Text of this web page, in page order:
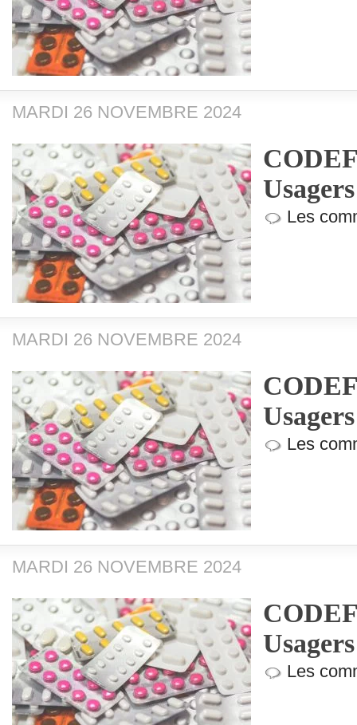
MARDI 26 NOVEMBRE 2024
Les
MARDI 26 NOVEMBRE 2024
Les
MARDI 26 NOVEMBRE 2024
Les